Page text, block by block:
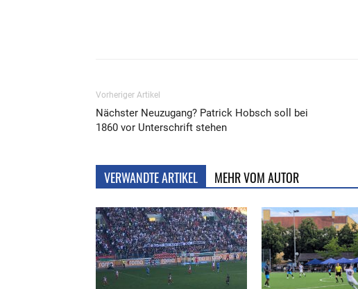
Vorheriger Artikel
Nächster Neuzugang? Patrick Hobsch soll bei
1860 vor Unterschrift stehen
VERWANDTE ARTIKEL MEHR VOM AUTOR